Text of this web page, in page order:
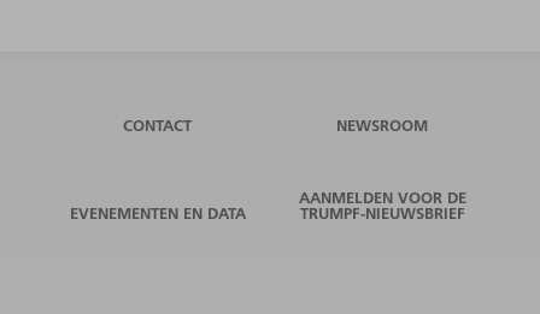
CONTACT NEWSROOM
EVENEMENTEN EN DATA
AANMELDEN VOOR DE
TRUMPF-NIEUWSBRIEF